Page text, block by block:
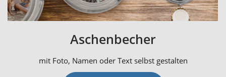
Aschenbecher
mit Foto, Namen oder Text selbst gestalten